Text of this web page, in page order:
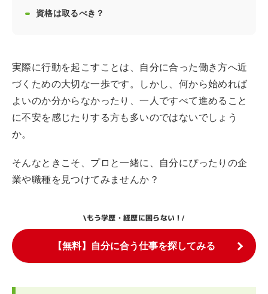
資格は取るべき？
実際に行動を起こすことは、自分に合った働き方へ近
づくための大切な一歩です。しかし、何から始めれば
よいのか分からなかったり、一人ですべて進めること
に不安を感じたりする方も多いのではないでしょう
か。
そんなときこそ、プロと一緒に、自分にぴったりの企
業や職種を見つけてみませんか？
\もう学歴・経歴に困らない！/
【無料】自分に合う仕事を探してみる